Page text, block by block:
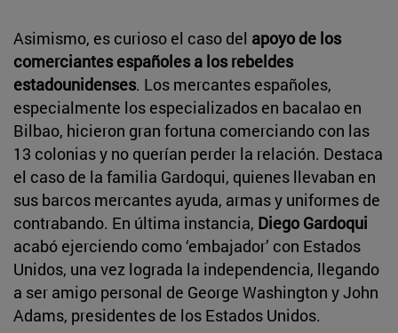
Asimismo, es curioso el caso del apoyo de los
comerciantes españoles a los rebeldes
estadounidenses. Los mercantes españoles,
especialmente los especializados en bacalao en
Bilbao, hicieron gran fortuna comerciando con las
13 colonias y no querían perder la relación. Destaca
el caso de la familia Gardoqui, quienes llevaban en
sus barcos mercantes ayuda, armas y uniformes de
contrabando. En última instancia, Diego Gardoqui
acabó ejerciendo como ‘embajador’ con Estados
Unidos, una vez lograda la independencia, llegando
a ser amigo personal de George Washington y John
Adams, presidentes de los Estados Unidos.